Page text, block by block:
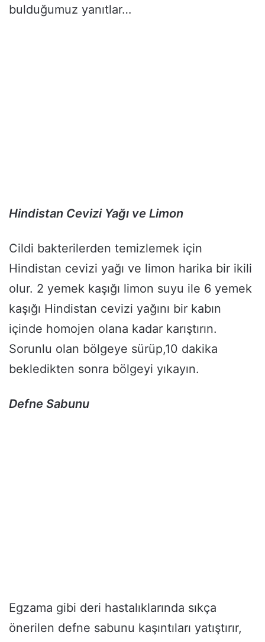
bulduğumuz yanıtlar…
Hindistan Cevizi Yağı ve Limon
Cildi bakterilerden temizlemek için
Hindistan cevizi yağı ve limon harika bir ikili
olur. 2 yemek kaşığı limon suyu ile 6 yemek
kaşığı Hindistan cevizi yağını bir kabın
içinde homojen olana kadar karıştırın.
Sorunlu olan bölgeye sürüp,10 dakika
bekledikten sonra bölgeyi yıkayın.
Defne Sabunu
Egzama gibi deri hastalıklarında sıkça
önerilen defne sabunu kaşıntıları yatıştırır,